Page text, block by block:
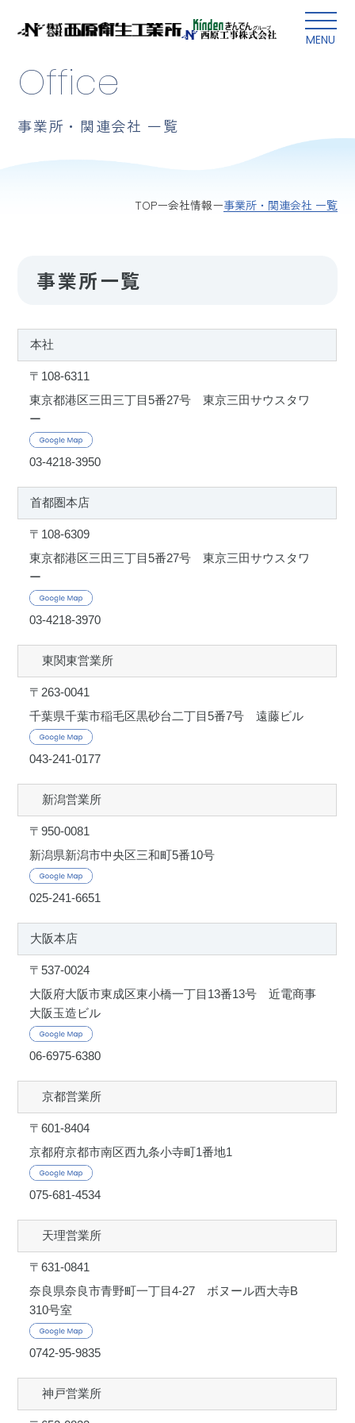
MENU
本文にスキップ
Office
事業所・関連会社 一覧
TOP 会社情報 事業所・関連会社 一覧
事業所一覧
本社
〒108-6311
東京都港区三田三丁目5番27号 東京三田サウスタワ
ー
03-4218-3950
首都圏本店
〒108-6309
東京都港区三田三丁目5番27号 東京三田サウスタワ
ー
03-4218-3970
東関東営業所
〒263-0041
千葉県千葉市稲毛区黒砂台二丁目5番7号 遠藤ビル
043-241-0177
新潟営業所
〒950-0081
新潟県新潟市中央区三和町5番10号
025-241-6651
大阪本店
〒537-0024
大阪府大阪市東成区東小橋一丁目13番13号 近電商事
大阪玉造ビル
06-6975-6380
京都営業所
〒601-8404
京都府京都市南区西九条小寺町1番地1
075-681-4534
天理営業所
〒631-0841
奈良県奈良市青野町一丁目4-27 ボヌール西大寺B
310号室
0742-95-9835
神戸営業所